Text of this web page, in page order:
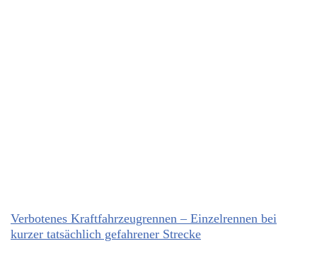
Verbotenes Kraftfahrzeugrennen – Einzelrennen bei
kurzer tatsächlich gefahrener Strecke